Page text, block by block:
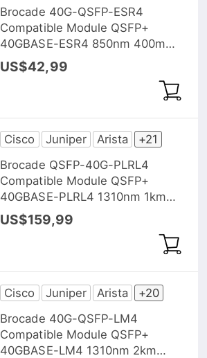
Brocade 40G-QSFP-ESR4
Compatible Module QSFP+
40GBASE-ESR4 850nm 400m
MTP/MPO DOM
US$42,99
Cisco Juniper Arista
+21
Brocade QSFP-40G-PLRL4
Compatible Module QSFP+
40GBASE-PLRL4 1310nm 1km
MTP/MPO DOM
US$159,99
Cisco Juniper Arista
+20
Brocade 40G-QSFP-LM4
Compatible Module QSFP+
40GBASE-LM4 1310nm 2km